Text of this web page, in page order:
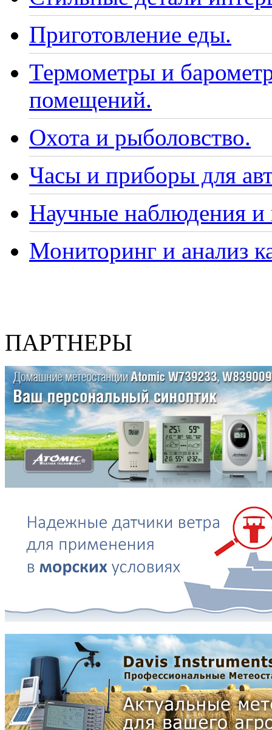
Приготовление еды.
Термометры и
помещений.
Охота и рыболовство.
Часы и приборы для
Научные наблюдения и
Мониторинг и анализ
ПАРТНЕРЫ